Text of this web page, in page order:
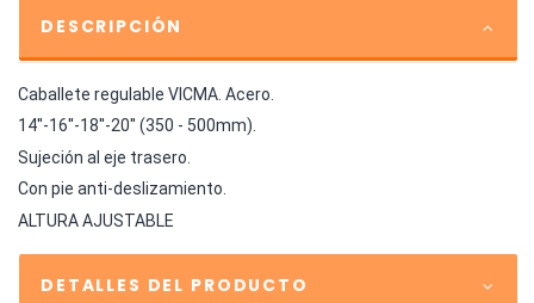
DESCRIPCIÓN
Caballete regulable VICMA. Acero.
14''-16''-18''-20'' (350 - 500mm).
Sujeción al eje trasero.
Con pie anti-deslizamiento.
ALTURA AJUSTABLE
DETALLES DEL PRODUCTO